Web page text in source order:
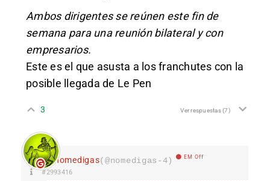
Ambos dirigentes se reúnen este fin de
semana para una reunión bilateral y con
empresarios.
Este es el que asusta a los franchutes con la
posible llegada de Le Pen
3 Ver respuestas(7)
nomedigas(@nomedigas-4) EM Off
#2993416